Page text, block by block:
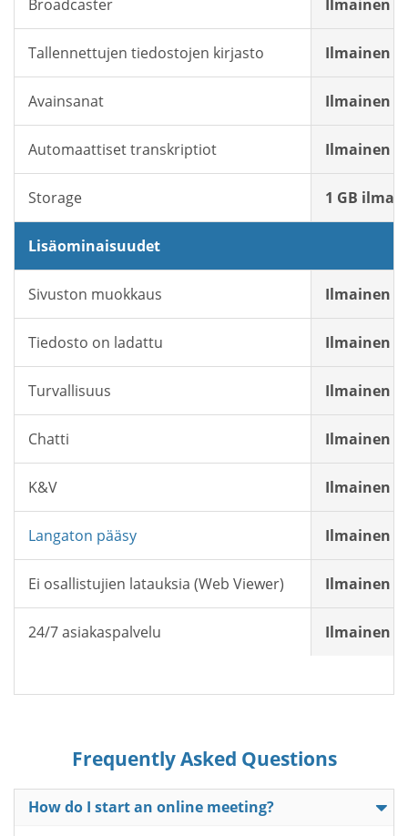
Broadcaster Ilmainen
Tallennettujen tiedostojen kirjasto Ilmainen
Avainsanat Ilmainen
Automaattiset transkriptiot Ilmainen
Storage 1 GB
Lisäominaisuudet
Sivuston muokkaus Ilmainen
Tiedosto on ladattu Ilmainen
Turvallisuus Ilmainen
Chatti Ilmainen
K&V Ilmainen
Langaton pääsy Ilmainen
Ei osallistujien latauksia (Web Viewer) Ilmainen
24/7 asiakaspalvelu Ilmainen
Frequently Asked Questions
How do I start an online meeting?